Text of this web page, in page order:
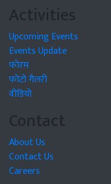
Activities
Upcoming Events
Events Update
फोरम
फोटो गैलरी
वीडियो
Contact
About Us
Contact Us
Careers